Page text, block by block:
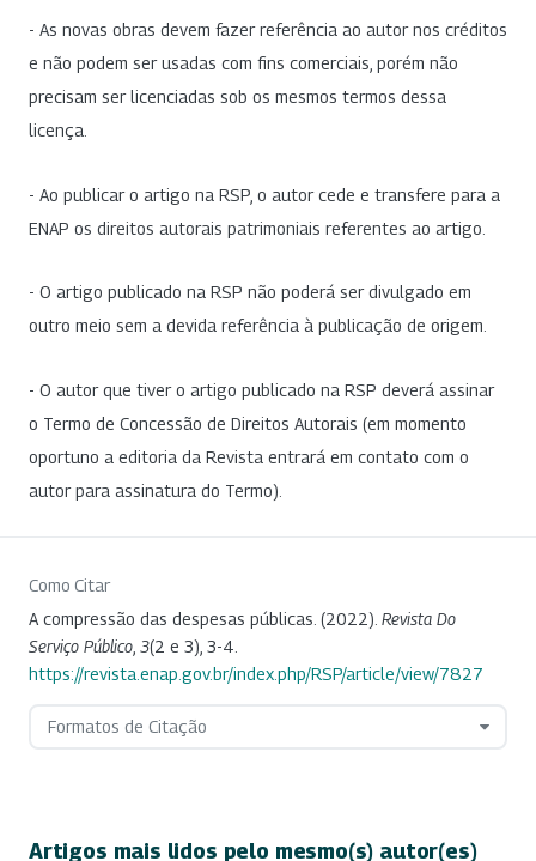
- As novas obras devem fazer referência ao autor nos créditos
e não podem ser usadas com fins comerciais, porém não
precisam ser licenciadas sob os mesmos termos dessa
licença.
- Ao publicar o artigo na RSP, o autor cede e transfere para a
ENAP os direitos autorais patrimoniais referentes ao artigo.
- O artigo publicado na RSP não poderá ser divulgado em
outro meio sem a devida referência à publicação de origem.
- O autor que tiver o artigo publicado na RSP deverá assinar
o Termo de Concessão de Direitos Autorais (em momento
oportuno a editoria da Revista entrará em contato com o
autor para assinatura do Termo).
Como Citar
A compressão das despesas públicas. (2022). Revista Do
Serviço Público 3(2 e 3), 3-4.
https://revista.enap.gov.br/index.php/RSP/article/view/7827
Formatos de Citação
Artigos mais lidos pelo mesmo(s) autor(es)